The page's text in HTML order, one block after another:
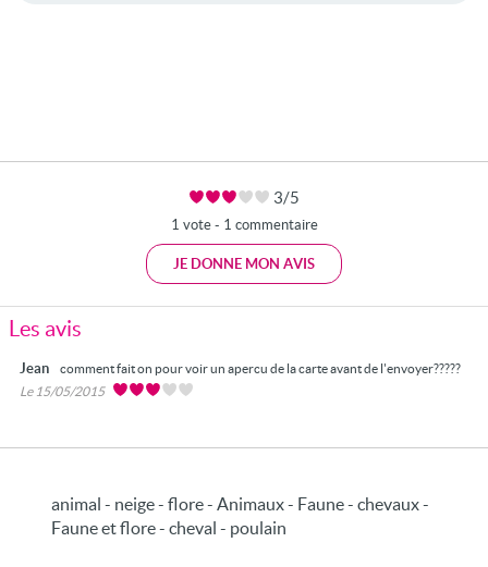
3/5
1 vote - 1 commentaire
JE DONNE MON AVIS
Les avis
Jean
comment fait on pour voir un apercu de la carte avant de l'envoyer?????
Le 15/05/2015
animal - neige - flore - Animaux - Faune - chevaux -
Faune et flore - cheval - poulain